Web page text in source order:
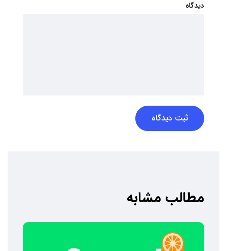
دیدگاه
ثبت دیدگاه
مطالب مشابه